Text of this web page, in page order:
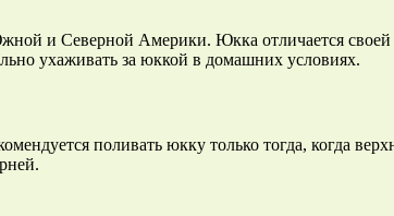
и Северной Америки. Юкка отличается
ухаживать за юккой в домашних условиях.
поливать юкку только тогда, когда